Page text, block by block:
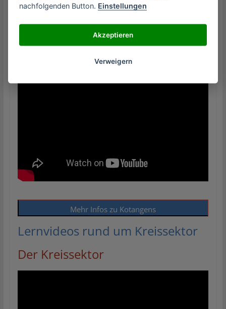
Mehr Infos zu Kotangens
Lernvideos rund um Kreissektor
Der Kreissektor
nachfolgenden Button. Einstellungen
Akzeptieren
Verweigern